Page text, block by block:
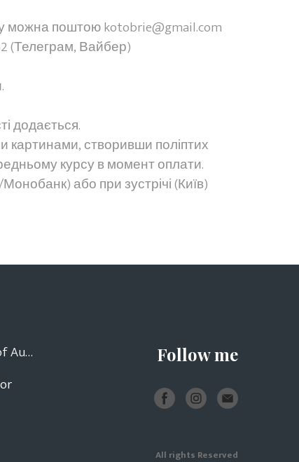
можна поштою kotobrie@gmail.com
(Телеграм, Вайбер)
додається.
картинами, створивши поліптих
курсу в момент оплати.
або при зустрічі (Київ)
Certificate of Authenticity
Follow me
All rights Reserved